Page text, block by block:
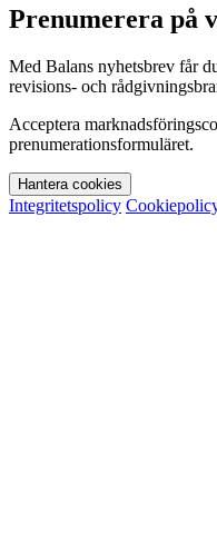
Prenumerera på
Med Balans nyhetsbrev får
revisions- och
Acceptera
prenumerationsformuläret.
Hantera cookies
Integritetspolicy